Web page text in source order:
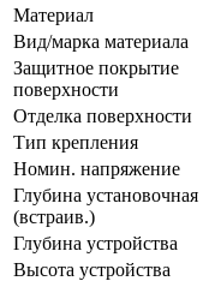
Материал
Вид/марка материала
Защитное покрытие
поверхности
Отделка поверхности
Тип крепления
Номин. напряжение
Глубина установочная
(встраив.)
Глубина устройства
Высота устройства